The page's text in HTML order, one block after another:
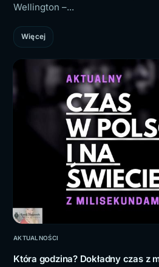
Wellington –...
Więcej
AKTUALNOŚCI
Która godzina? Dokładny czas z